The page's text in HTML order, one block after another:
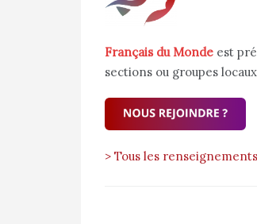
Français du Monde est
sections ou groupes
> Tous les